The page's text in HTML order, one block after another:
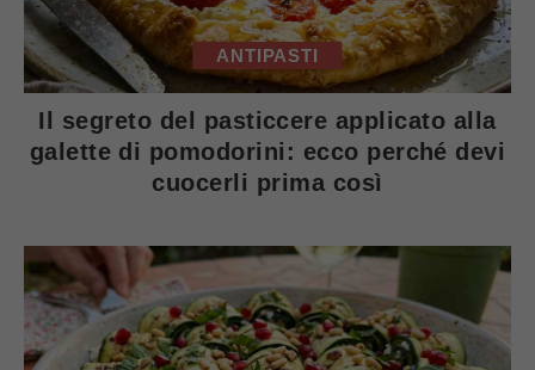
ANTIPASTI
Il segreto del pasticcere applicato alla
galette di pomodorini: ecco perché devi
cuocerli prima così